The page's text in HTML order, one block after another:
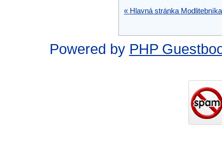
« Hlavná stránka Modlitebníka
Powered by PHP